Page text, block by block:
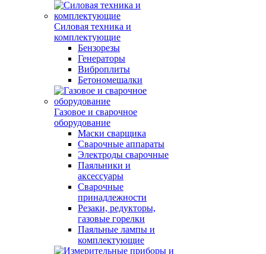
Силовая техника и
комплектующие
Бензорезы
Генераторы
Виброплиты
Бетономешалки
Газовое и сварочное
оборудование
Маски сварщика
Сварочные аппараты
Электроды сварочные
Паяльники и
аксессуары
Сварочные
принадлежности
Резаки, редукторы,
газовые горелки
Паяльные лампы и
комплектующие